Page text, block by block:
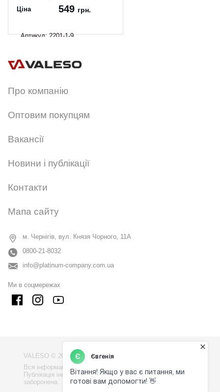
Ціна 549 грн.
Артикул:2201-1-9
Про компанію
Оптовим покупцям
Вакансії
Новини і публікації
Контакти
Мапа сайту
м. Чернігів, вул. Князя Чорного, 11А
0800-21-8032
info@platinum-company.com.ua
Ми в соцмережах
VALESO © 2009 - 2026
Вся інформація на сайті - власність компанії "VALESO".
Публікація інформації з сайту без узгодження
заборонена.